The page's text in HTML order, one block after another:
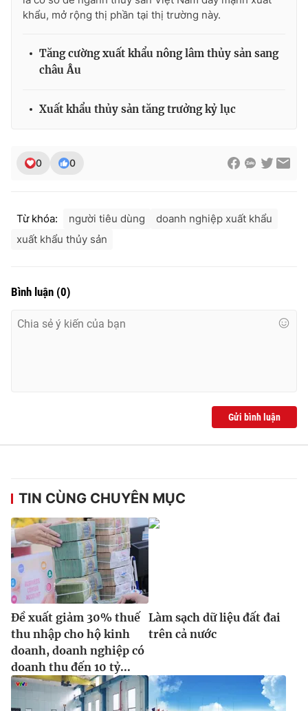
Ðiện thoại Thời báo VTV:024.66 897 897
Liên hệ quảng cáo:
024-7300.7108
® Cấm sao chép dưới mọi hình thức nếu không có sự chấp
khẩu, mở rộng thị phần tại thị trường này.
Tăng cường xuất khẩu nông lâm thủy sản sang
châu Âu
Xuất khẩu thủy sản tăng trưởng kỷ lục
0 0
Từ khóa: người tiêu dùng
doanh nghiệp xuất khẩu
xuất khẩu thủy sản
Bình luận (0)
Gửi bình luận
TIN CÙNG CHUYÊN MỤC
Đề xuất giảm 30% thuế
thu nhập cho hộ kinh
doanh, doanh nghiệp có
doanh thu đến 10 tỷ...
Làm sạch dữ liệu đất đai
trên cả nước